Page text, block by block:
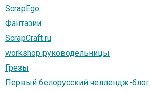
ScrapEgo
Фантазии
ScrapCraft.ru
workshop руководельницы
Грезы
Первый белорусский челлендж-блог